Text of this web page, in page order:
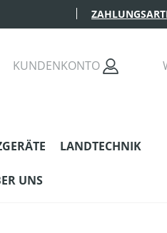
KUNDENKONTO
LANDTECHNIK
UNS